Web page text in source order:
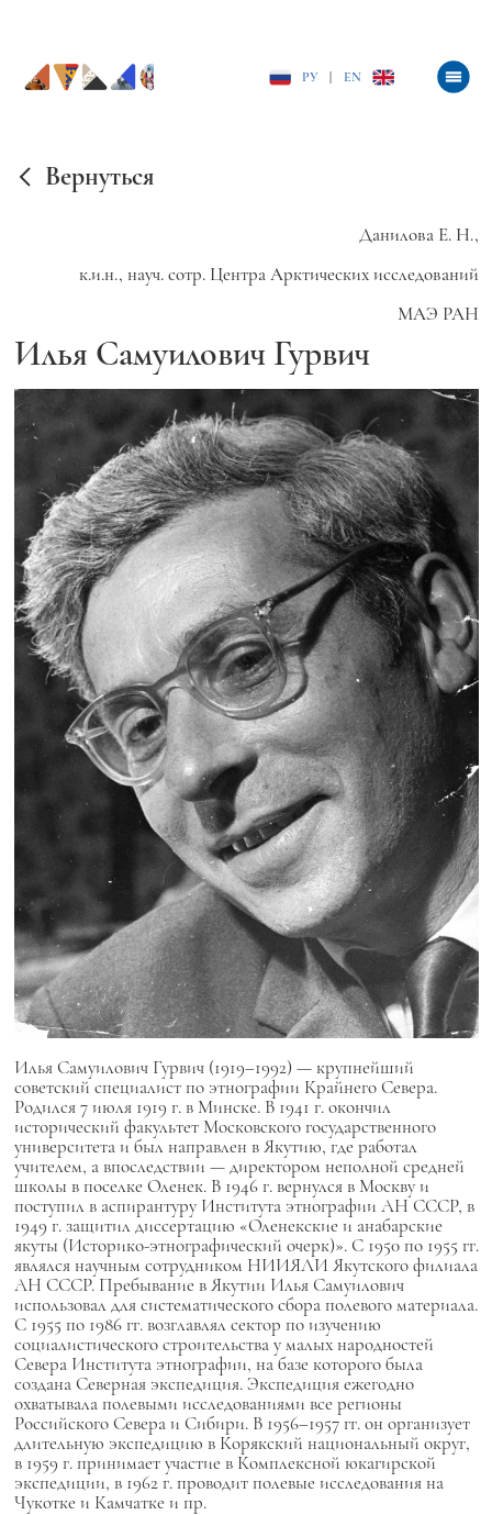
РУ EN
Вернуться
Данилова Е. Н.,
к.и.н., науч. сотр. Центра Арктических исследований
МАЭ РАН
Илья Самуилович Гурвич
Илья Самуилович Гурвич (1919–1992) — крупнейший
советский специалист по этнографии Крайнего Севера.
Родился 7 июля 1919 г. в Минске. В 1941 г. окончил
исторический факультет Московского государственного
университета и был направлен в Якутию, где работал
учителем, а впоследствии — директором неполной средней
школы в поселке Оленек. В 1946 г. вернулся в Москву и
поступил в аспирантуру Института этнографии АН СССР, в
1949 г. защитил диссертацию «Оленекские и анабарские
якуты (Историко-этнографический очерк)». С 1950 по 1955 гг.
являлся научным сотрудником НИИЯЛИ Якутского филиала
АН СССР. Пребывание в Якутии Илья Самуилович
использовал для систематического сбора полевого материала.
С 1955 по 1986 гг. возглавлял сектор по изучению
социалистического строительства у малых народностей
Севера Института этнографии, на базе которого была
создана Северная экспедиция. Экспедиция ежегодно
охватывала полевыми исследованиями все регионы
Российского Севера и Сибири. В 1956–1957 гг. он организует
длительную экспедицию в Корякский национальный округ,
в 1959 г. принимает участие в Комплексной юкагирской
экспедиции, в 1962 г. проводит полевые исследования на
Чукотке и Камчатке и пр.